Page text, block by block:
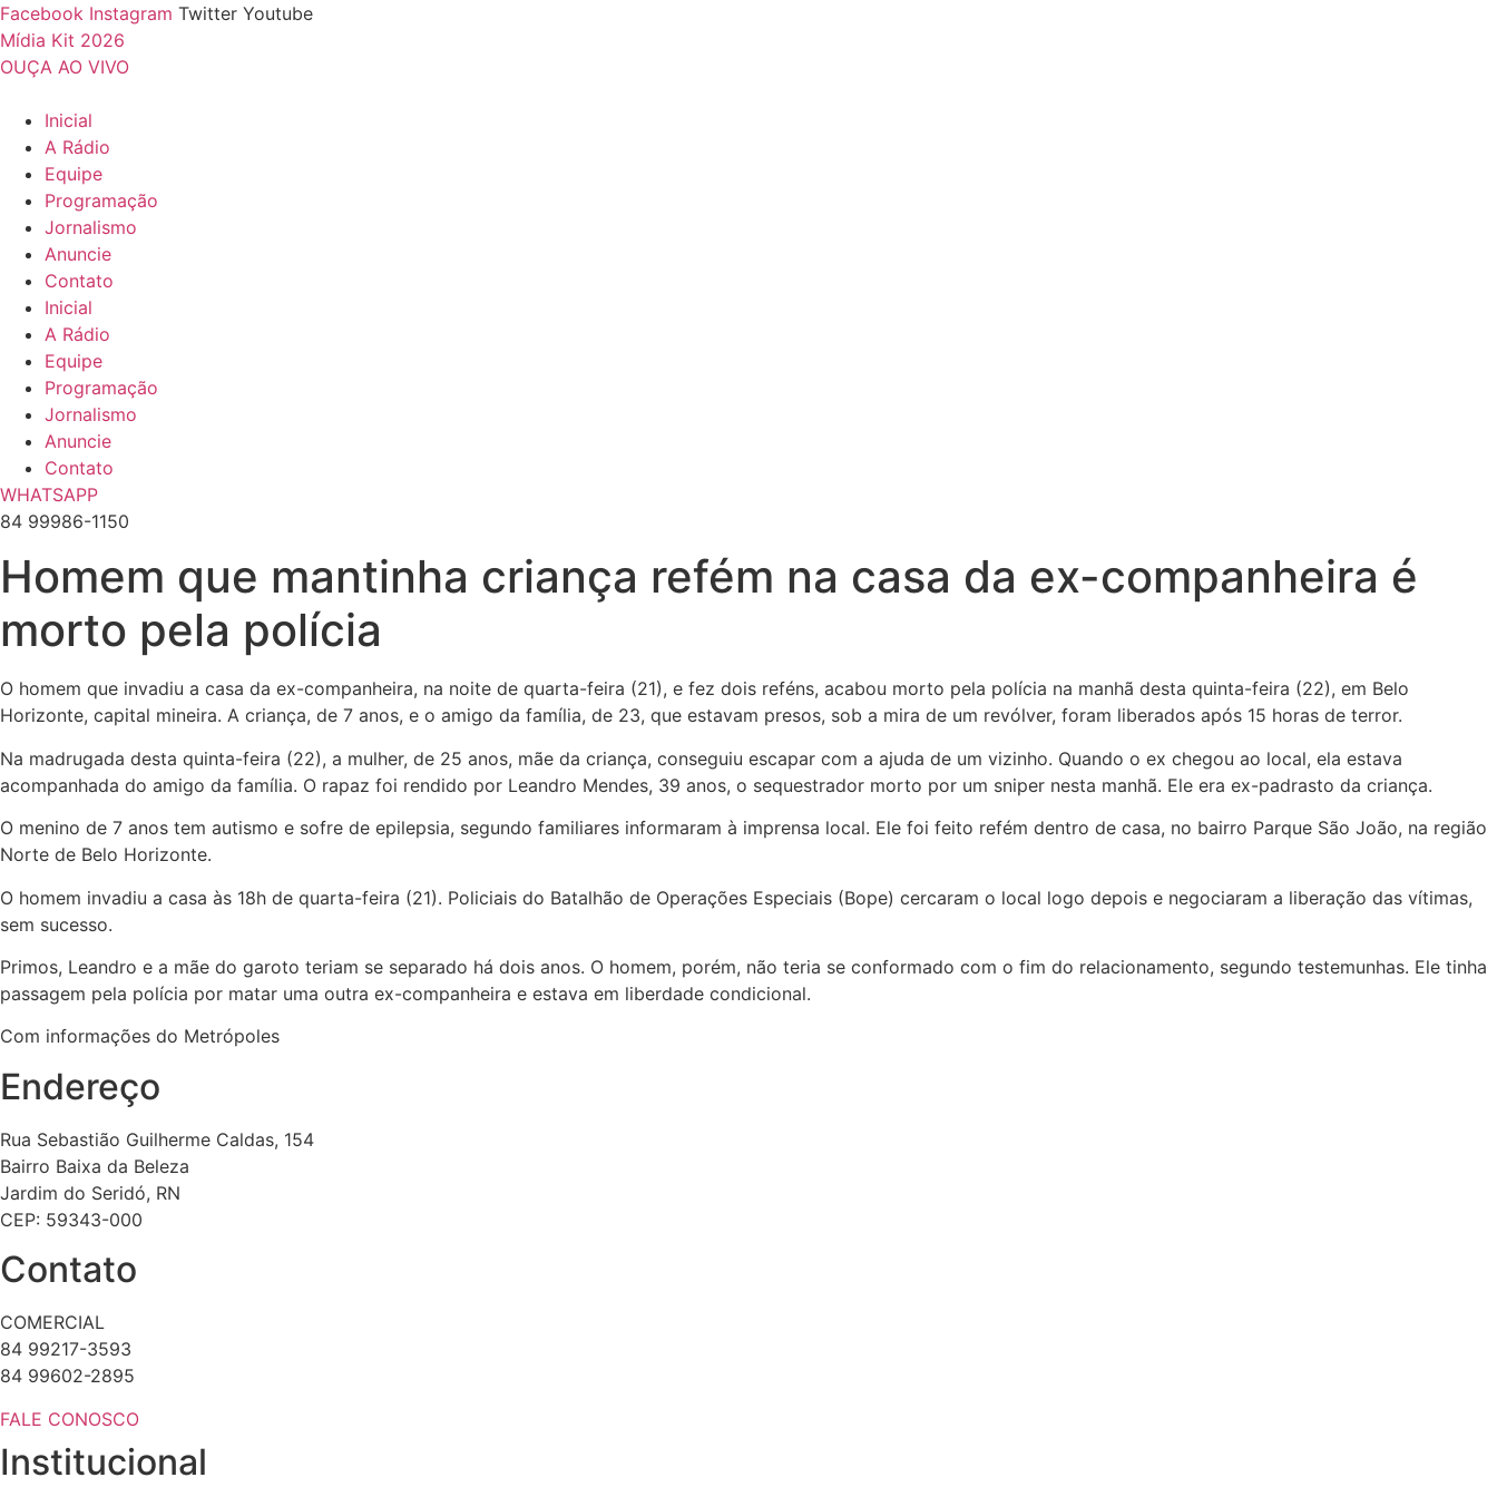
Ir
para
o
Facebook Instagram Twitter Youtube
Mídia Kit 2026
OUÇA AO VIVO
Inicial
A Rádio
Equipe
Programação
Jornalismo
Anuncie
Contato
Inicial
A Rádio
Equipe
Programação
Jornalismo
Anuncie
Contato
WHATSAPP
84 99986-1150
Homem que mantinha criança refém na casa da ex-companheira é
morto pela polícia
O homem que invadiu a casa da ex-companheira, na noite de quarta-feira (21), e fez dois reféns, acabou morto pela polícia na manhã desta quinta-feira (22), em Belo
Horizonte, capital mineira. A criança, de 7 anos, e o amigo da família, de 23, que estavam presos, sob a mira de um revólver, foram liberados após 15 horas de terror.
Na madrugada desta quinta-feira (22), a mulher, de 25 anos, mãe da criança, conseguiu escapar com a ajuda de um vizinho. Quando o ex chegou ao local, ela estava
acompanhada do amigo da família. O rapaz foi rendido por Leandro Mendes, 39 anos, o sequestrador morto por um sniper nesta manhã. Ele era ex-padrasto da criança.
O menino de 7 anos tem autismo e sofre de epilepsia, segundo familiares informaram à imprensa local. Ele foi feito refém dentro de casa, no bairro Parque São João, na região
Norte de Belo Horizonte.
O homem invadiu a casa às 18h de quarta-feira (21). Policiais do Batalhão de Operações Especiais (Bope) cercaram o local logo depois e negociaram a liberação das vítimas,
sem sucesso.
Primos, Leandro e a mãe do garoto teriam se separado há dois anos. O homem, porém, não teria se conformado com o fim do relacionamento, segundo testemunhas. Ele tinha
passagem pela polícia por matar uma outra ex-companheira e estava em liberdade condicional.
Com informações do Metrópoles
Endereço
Rua Sebastião Guilherme Caldas, 154
Bairro Baixa da Beleza
Jardim do Seridó, RN
CEP: 59343-000
Contato
COMERCIAL
84 99217-3593
84 99602-2895
FALE CONOSCO
Institucional